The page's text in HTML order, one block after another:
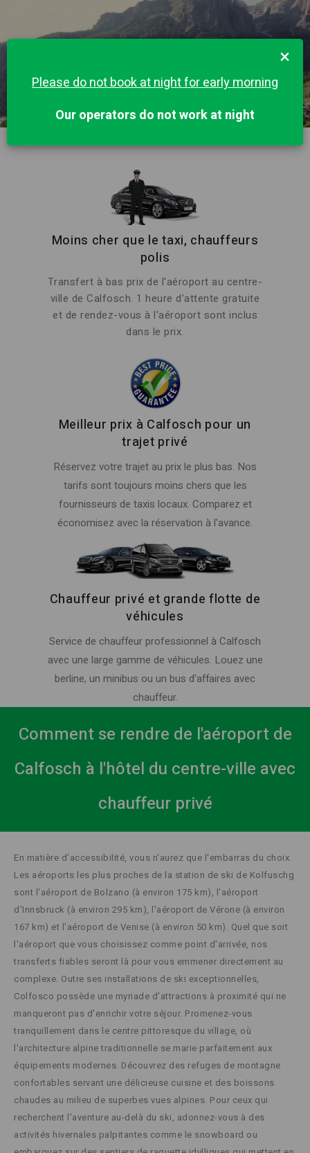
Moins cher que le taxi, chauffeurs
polis
Transfert à bas prix de l'aéroport au centre-
ville de Calfosch. 1 heure d'attente gratuite
et de rendez-vous à l'aéroport sont inclus
dans le prix.
Meilleur prix à Calfosch pour un
trajet privé
Réservez votre trajet au prix le plus bas. Nos
tarifs sont toujours moins chers que les
fournisseurs de taxis locaux. Comparez et
économisez avec la réservation à l'avance.
Chauffeur privé et grande flotte de
véhicules
Service de chauffeur professionnel à Calfosch
avec une large gamme de véhicules. Louez une
berline, un minibus ou un bus d'affaires avec
chauffeur.
Comment se rendre de l'aéroport de
Calfosch à l'hôtel du centre-ville avec
chauffeur privé
En matière d'accessibilité, vous n'aurez que l'embarras du choix.
Les aéroports les plus proches de la station de ski de Kolfuschg
sont l'aéroport de Bolzano (à environ 175 km), l'aéroport
d'Innsbruck (à environ 295 km), l'aéroport de Vérone (à environ
167 km) et l'aéroport de Venise (à environ 50 km). Quel que soit
l'aéroport que vous choisissez comme point d'arrivée, nos
transferts fiables seront là pour vous emmener directement au
complexe. Outre ses installations de ski exceptionnelles,
Colfosco possède une myriade d'attractions à proximité qui ne
manqueront pas d'enrichir votre séjour. Promenez-vous
tranquillement dans le centre pittoresque du village, où
l'architecture alpine traditionnelle se marie parfaitement aux
équipements modernes. Découvrez des refuges de montagne
confortables servant une délicieuse cuisine et des boissons
chaudes au milieu de superbes vues alpines. Pour ceux qui
recherchent l'aventure au-delà du ski, adonnez-vous à des
activités hivernales palpitantes comme le snowboard ou
×
Please do not book at night for early morning
Our operators do not work at night